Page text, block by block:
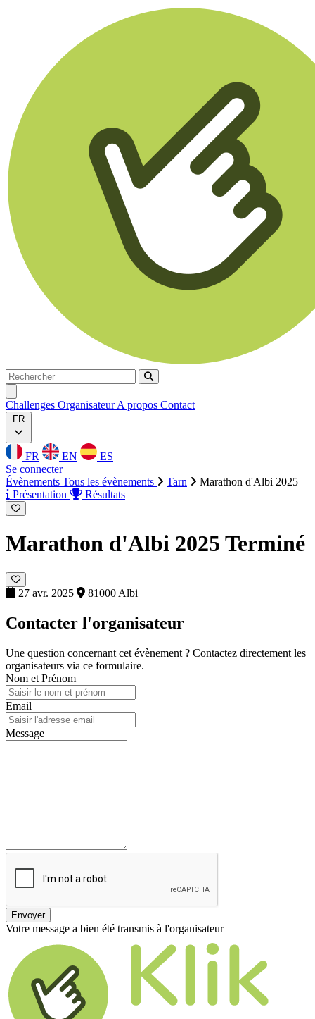
Rechercher
Rechercher
Challenges OrganisateurA propos Contact
FR
FR EN
ES
Se connecter
Évènements Tous les évènements Tarn
Marathon d'Albi 2025
Présentation
Résultats
Marathon d'Albi 2025 Terminé
27 avr. 2025 81000 Albi
Contacter l'organisateur
Une question concernant cet évènement ? Contactez directement les
organisateurs via ce formulaire.
Nom et Prénom
Email
Message
Envoyer
Votre message a bien été transmis à l'organisateur